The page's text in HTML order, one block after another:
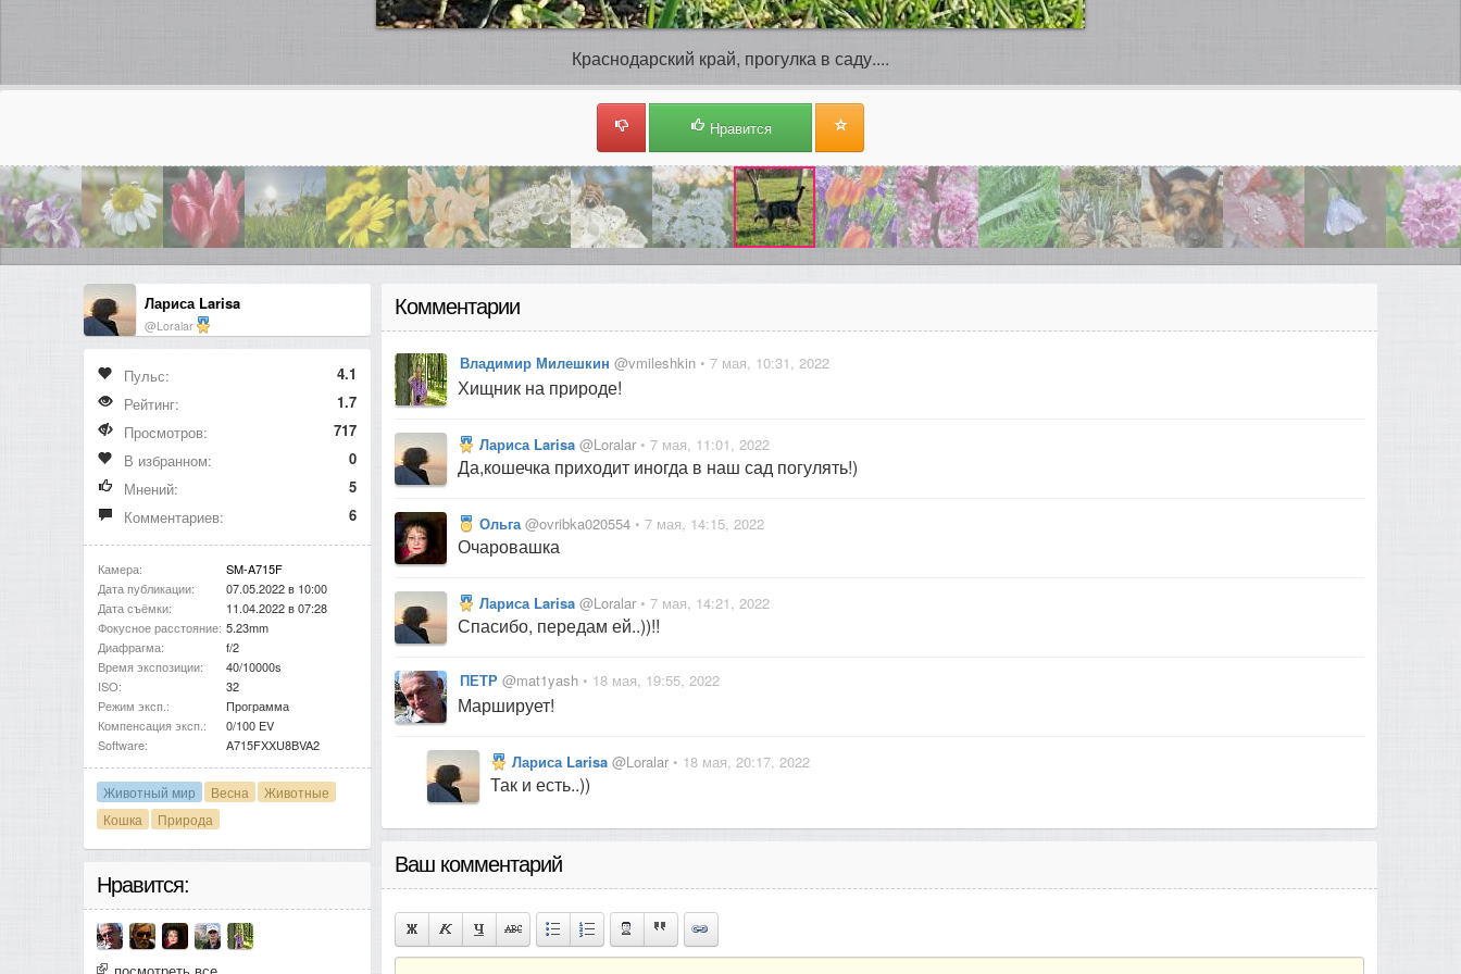
Краснодарский край, прогулка в саду....
Нравится
Лариса Larisa
@Loralar
Пульс:
4.1
Рейтинг:
1.7
Просмотров:
717
В избранном:
0
Мнений:
5
Комментариев:
6
Камера:
SM-A715F
Дата публикации:
07.05.2022 в 10:00
Дата съёмки:
11.04.2022 в 07:28
Фокусное расстояние: 5.23mm
Диафрагма:
f/2
Время экспозиции:
40/10000s
ISO:
32
Режим эксп.:
Программа
Компенсация эксп.:
0/100 EV
Software:
A715FXXU8BVA2
Животный мир Весна
Животные
Кошка
Природа
Нравится:
Комментарии
Владимир Милешкин @vmileshkin • 7 мая, 10:31, 2022
Хищник на природе!
Лариса Larisa @Loralar • 7 мая, 11:01, 2022
Да,кошечка приходит иногда в наш сад погулять!)
Ольга@ovribka020554 • 7 мая, 14:15, 2022
Очаровашка
Лариса Larisa @Loralar • 7 мая, 14:21, 2022
Спасибо, передам ей..))!!
ПЕТР @mat1yash • 18 мая, 19:55, 2022
Марширует!
Лариса Larisa @Loralar • 18 мая, 20:17, 2022
Так и есть..))
Ваш комментарий